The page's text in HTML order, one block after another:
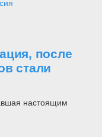
после
стали
настоящим